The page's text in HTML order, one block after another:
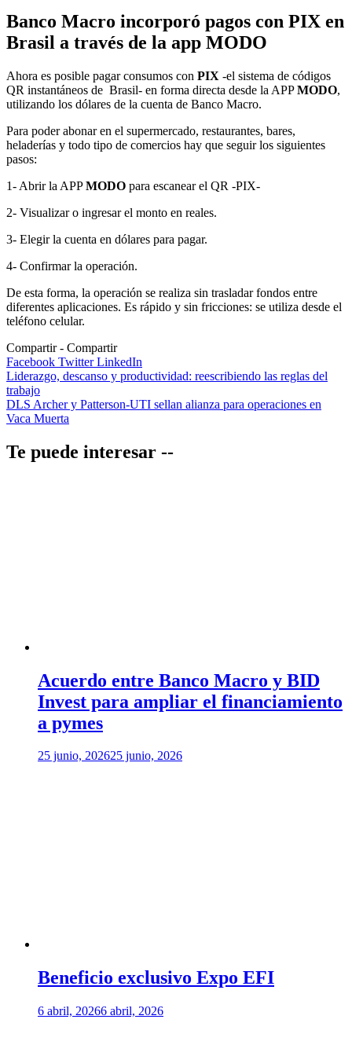
Banco Macro incorporó pagos con PIX en
Brasil a través de la app MODO
Ahora es posible pagar consumos con PIX -el sistema de códigos
QR instantáneos de Brasil- en forma directa desde la APPMODO,
utilizando los dólares de la cuenta de Banco Macro.
Para poder abonar en el supermercado, restaurantes, bares,
heladerías y todo tipo de comercios hay que seguir los siguientes
pasos:
1- Abrir la APPMODO para escanear el QR -PIX-
2- Visualizar o ingresar el monto en reales.
3- Elegir la cuenta en dólares para pagar.
4- Confirmar la operación.
De esta forma, la operación se realiza sin trasladar fondos entre
diferentes aplicaciones. Es rápido y sin fricciones: se utiliza desde el
teléfono celular.
Compartir
Facebook TwitterLinkedIn
Navegación
de
entradas
Liderazgo, descanso y productividad: reescribiendo las reglas del
trabajo
DLS Archer y Patterson-UTI sellan alianza para operaciones en
Vaca Muerta
Te puede interesar --
Acuerdo entre Banco Macro y BID
Invest para ampliar el financiamiento
a pymes
25 junio, 202625 junio, 2026
Beneficio exclusivo Expo EFI
6 abril, 20266 abril, 2026